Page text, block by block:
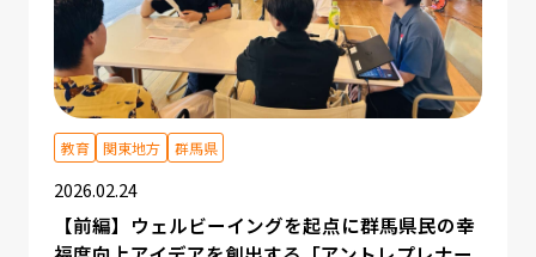
教育 関東地方 群馬県
2026.02.24
【前編】ウェルビーイングを起点に群馬県民の幸